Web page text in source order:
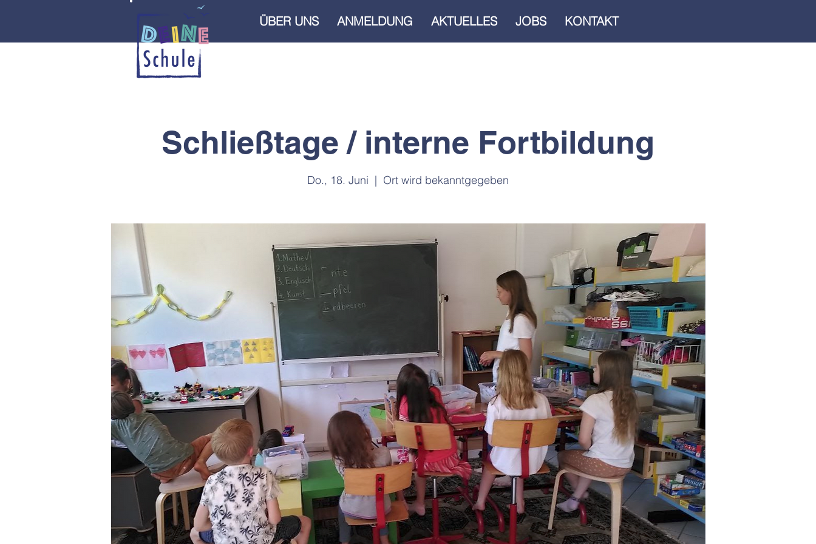
ÜBER UNS ANMELDUNG AKTUELLES JOBS KONTAKT
Schließtage / interne Fortbildung
Do., 18. Juni
  |
Ort wird bekanntgegeben